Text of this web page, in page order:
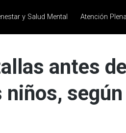
y Salud Mental Atención Plena
antes